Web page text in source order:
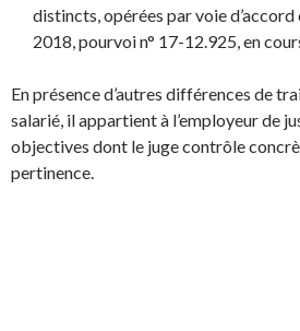
distincts, opérées par voie
2018, pourvoi n° 17-12.925, en
En présence d’autres différences de
salarié, il appartient à l’employeur de
objectives dont le juge contrôle
pertinence.